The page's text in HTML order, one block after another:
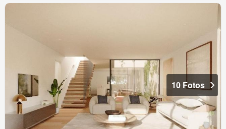
10 Fotos